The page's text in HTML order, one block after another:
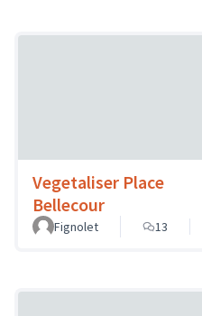
Vegetaliser Place
Bellecour
Fignolet
13